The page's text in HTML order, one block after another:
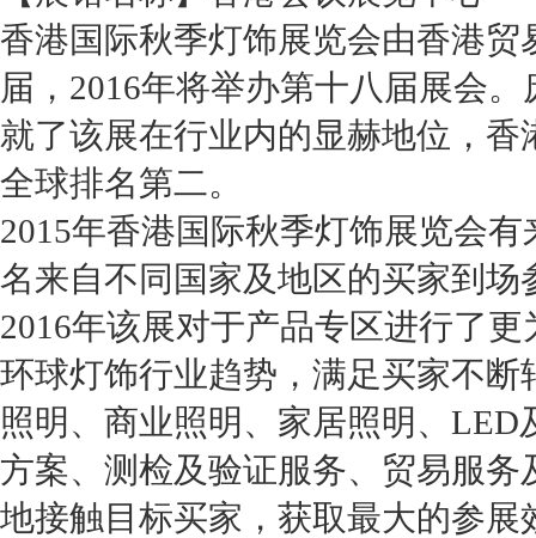
香港国际秋季灯饰展览会由香港
届，2016年将举办第十八届展会
就了该展在行业内的显赫地位，
全球排名第二。
2015年香港国际秋季灯饰展览会
名来自不同国家及地区的买家到
2016年该展对于产品专区进行了
环球灯饰行业趋势，满足买家不
照明、商业照明、家居照明、
方案、测检及验证服务、贸易服
地接触目标买家，获取最大的参展